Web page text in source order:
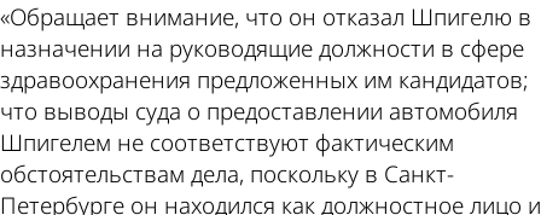
«Обращает внимание, что он отказал Шпигелю в
назначении на руководящие должности в сфере
здравоохранения предложенных им кандидатов;
что выводы суда о предоставлении автомобиля
Шпигелем не соответствуют фактическим
обстоятельствам дела, поскольку в Санкт-
Петербурге он находился как должностное лицо и